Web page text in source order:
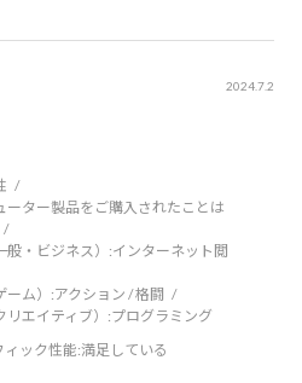
2024.7.2
ーター製品をご購入されたことは
般・ビジネス）:インターネット閲
ーム）:アクション / 格闘
リエイティブ）:プログラミング
ィック性能:満足している